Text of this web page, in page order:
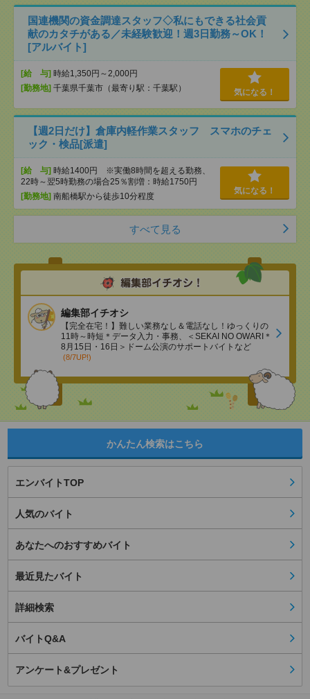
国連機関の資金調達スタッフ◇私にもできる社会貢
献のカタチがある／未経験歓迎！週3日勤務～OK！
[アルバイト]
[給 与] 時給1,350円～2,000円
[勤務地] 千葉県千葉市（最寄り駅：千葉駅） 気になる！
【週2日だけ】倉庫内軽作業スタッフ スマホのチェ
ック・検品[派遣]
[給 与] 時給1400円 ※実働8時間を超える勤務、
22時～翌5時勤務の場合25％割増：時給1750円
[勤務地] 南船橋駅から徒歩10分程度
気になる！
すべて見る
編集部イチオシ
【完全在宅！】難しい業務なし＆電話なし！ゆっくりの
11時～時短＊データ入力・事務、＜SEKAI NO OWARI＊
8月15日・16日＞ドーム公演のサポートバイトなど
(8/7UP!)
かんたん検索はこちら
エンバイトTOP
人気のバイト
あなたへのおすすめバイト
最近見たバイト
詳細検索
バイトQ&A
アンケート&プレゼント